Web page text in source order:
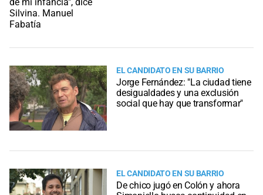
EL CANDIDATO EN SU BARRIO
Jorge Fernández: "La ciudad tiene
desigualdades y una exclusión
social que hay que transformar"
EL CANDIDATO EN SU BARRIO
De chico jugó en Colón y ahora